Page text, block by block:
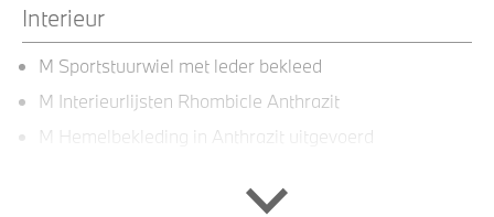
Interieur
M Sportstuurwiel met leder bekleed
M Interieurlijsten Rhombicle Anthrazit
M Hemelbekleding in Anthrazit uitgevoerd
Elektrisch verstelbare lendensteun voor bestuurder